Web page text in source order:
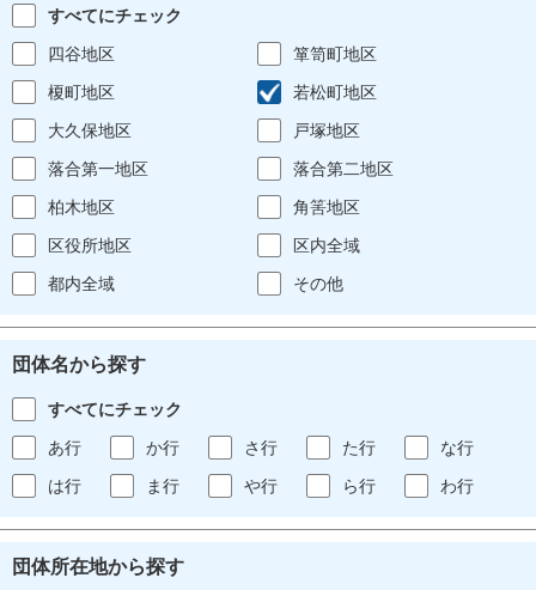
すべてにチェック
四谷地区
箪笥町地区
榎町地区
若松町地区
大久保地区
戸塚地区
落合第一地区
落合第二地区
柏木地区
角筈地区
区役所地区
区内全域
都内全域
その他
団体名から探す
すべてにチェック
あ行
か行 さ行 た行
な行
は行
ま行 や行 ら行 わ行
団体所在地から探す